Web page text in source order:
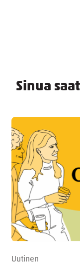
Sinua
Uutinen